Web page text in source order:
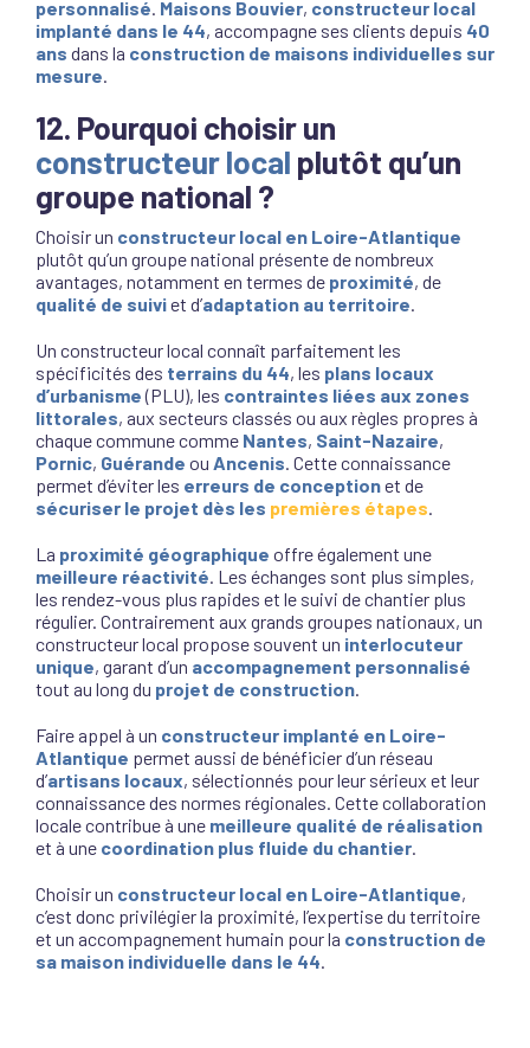
personnalisé. Maisons Bouvier, constructeur local
implanté dans le 44, accompagne ses clients depuis 40
ans dans la construction de maisons individuelles sur
mesure.
12. Pourquoi choisir un
constructeur local plutôt qu’un
groupe national ?
Choisir un constructeur local en Loire-Atlantique
plutôt qu’un groupe national présente de nombreux
avantages, notamment en termes de proximité, de
qualité de suiviet d’adaptation au territoire.
Un constructeur local connaît parfaitement les
spécificités des terrains du 44, les plans locaux
d’urbanisme(PLU), les contraintes liées aux zones
littorales, aux secteurs classés ou aux règles propres à
chaque commune comme Nantes, Saint-Nazaire,
Pornic, Guérande ou Ancenis. Cette connaissance
permet d’éviter les erreurs de conceptionet de
sécuriser le projet dès les premières étapes.
La proximité géographique offre également une
meilleure réactivité. Les échanges sont plus simples,
les rendez-vous plus rapides et le suivi de chantier plus
régulier. Contrairement aux grands groupes nationaux, un
constructeur local propose souvent un interlocuteur
unique, garant d’un accompagnement personnalisé
tout au long du projet de construction.
Faire appel à un constructeur implanté en Loire-
Atlantique permet aussi de bénéficier d’un réseau
d’artisans locaux, sélectionnés pour leur sérieux et leur
connaissance des normes régionales. Cette collaboration
locale contribue à une meilleure qualité de réalisation
et à une coordination plus fluide du chantier.
Choisir un constructeur local en Loire-Atlantique,
c’est donc privilégier la proximité, l’expertise du territoire
et un accompagnement humain pour la construction de
sa maison individuelle dans le 44.